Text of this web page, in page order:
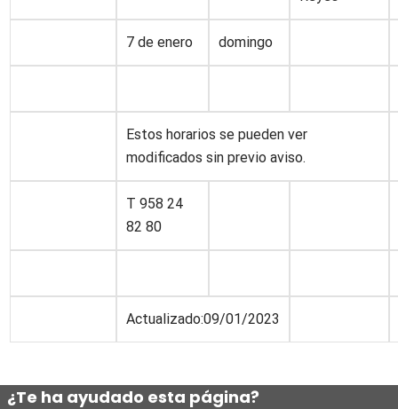
7 de enero domingo
Estos horarios se pueden ver
modificados sin previo aviso.
T 958 24
82 80
Actualizado:09/01/2023
¿Te ha ayudado esta página?